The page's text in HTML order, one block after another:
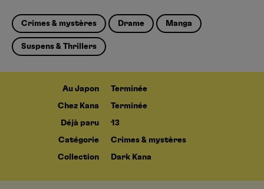
Crimes & mystères Drame Manga
Suspens & Thrillers
Au Japon Terminée
Chez Kana Terminée
Déjà paru 13
Catégorie Crimes & mystères
Collection Dark Kana